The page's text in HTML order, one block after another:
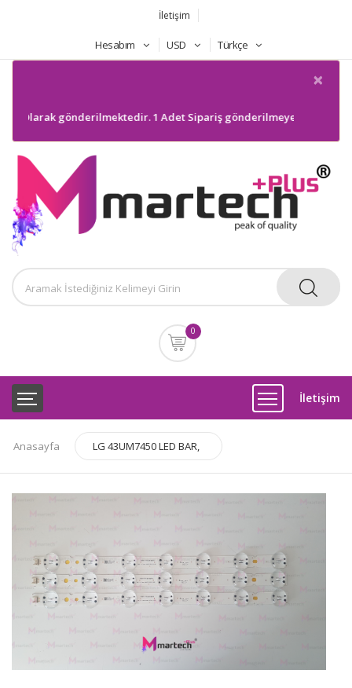
İletişim
Hesabım USD Türkçe
×
gönderilmektedir. 1 Adet Sipariş gönderilmeyecektir.
0
İletişim
Anasayfa LG 43UM7450 LED BAR,